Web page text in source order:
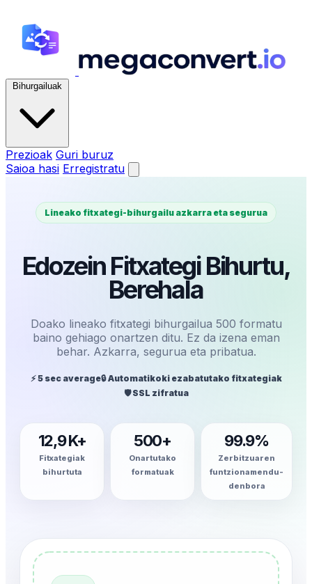
Bihurgailuak
Prezioak Guri buruz
Saioa hasi Erregistratu
Lineako fitxategi-bihurgailu azkarra eta segurua
Edozein Fitxategi Bihurtu,
Berehala
Doako lineako fitxategi bihurgailua 500 formatu
baino gehiago onartzen ditu. Ez da izena eman
behar. Azkarra, segurua eta pribatua.
⚡ 5 sec average🔒 Automatikoki ezabatutako fitxategiak
🛡️ SSL zifratua
12,9 K+
Fitxategiak
bihurtuta
500+
Onartutako
formatuak
99.9%
Zerbitzuaren
funtzionamendu-
denbora